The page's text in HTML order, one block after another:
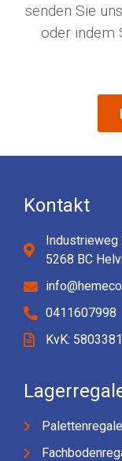
senden Sie
oder indem
Kontakt
Industrieweg
5268 BC
0411607998
KvK:
Palettenregale